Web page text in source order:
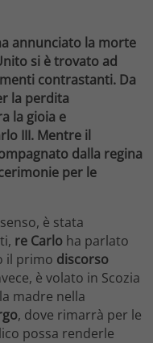
annunciato la morte
si è trovato ad
contrastanti. Da
la perdita
la gioia e
III. Mentre il
dalla regina
per le
è stata
re Carlo ha parlato
il primo discorso
è volato in Scozia
madre nella
, dove rimarrà per le
possa renderle